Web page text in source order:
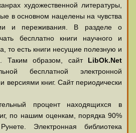
художественной литературы,
в основном нацелены на чувства
и переживания. В разделе о
бесплатно книги научного и
то есть книги несущие полезную и
Таким образом, сайт LibOk.Net
бесплатной электронной
версиями книг. Сайт периодически
процент находящихся в
по нашим оценкам, порядка 90%
Электронная библиотека